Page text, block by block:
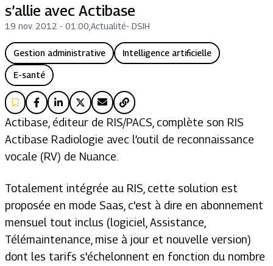
s’allie avec Actibase
19 nov. 2012 - 01:00 Actualité- DSIH
Gestion administrative Intelligence artificielle
E-santé
Actibase, éditeur de RIS/PACS, complète son RIS
Actibase Radiologie avec l’outil de reconnaissance
vocale (RV) de Nuance.
Totalement intégrée au RIS, cette solution est
proposée en mode Saas, c'est à dire en abonnement
mensuel tout inclus (logiciel, Assistance,
Télémaintenance, mise à jour et nouvelle version)
dont les tarifs s'échelonnent en fonction du nombre